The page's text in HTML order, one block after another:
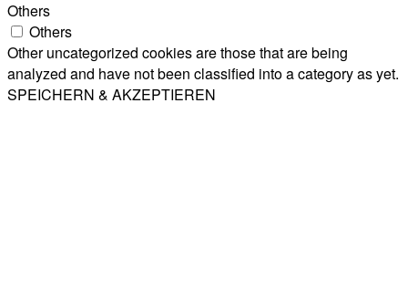
Others
Others
Other uncategorized cookies are those that are being
analyzed and have not been classified into a category as yet.
SPEICHERN & AKZEPTIEREN